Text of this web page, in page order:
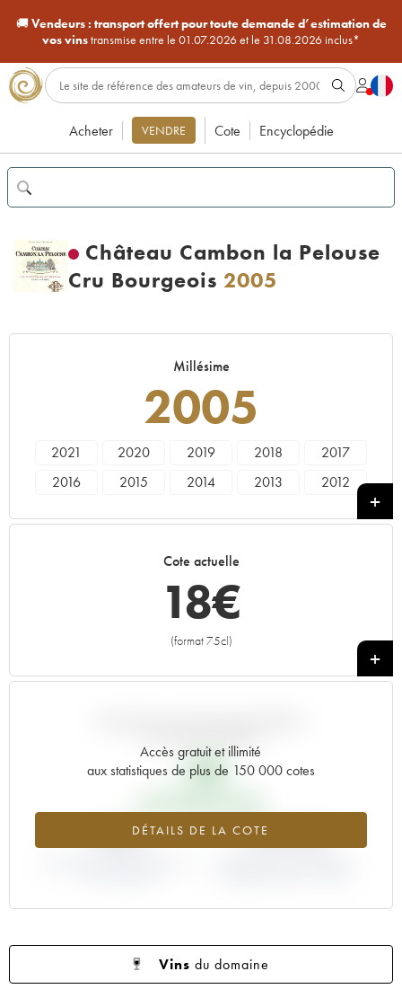
🚚Vendeurs : transport offert pour toute demande d’estimation de
vos vinstransmise entre le 01.07.2026 et le 31.08.2026 inclus*
Acheter VENDRE Cote Encyclopédie
Château Cambon la Pelouse
Cru Bourgeois 2005
Millésime
2005
2021 2020 2019 2018
2017
2016
2015 2014 2013
2012
1999
1994
Cote actuelle
18€
(format 75cl)
+
Accès gratuit et illimité
aux statistiques de plus de 150 000 cotes
DÉTAILS DE LA COTE
13€
+38% +18.18%
Vins du domaine